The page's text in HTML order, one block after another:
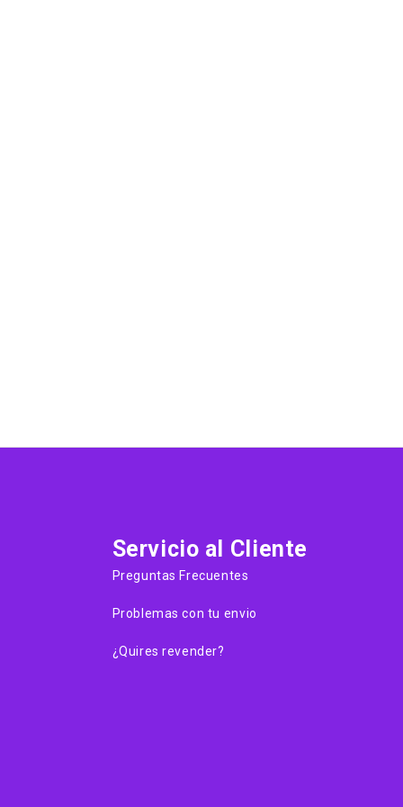
Servicio al Cliente
Preguntas Frecuentes
Problemas con tu envio
¿Quires revender?